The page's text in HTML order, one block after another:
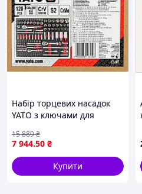
Набір торцевих насадок
YATO з ключами для
1/4", 3/8", 1/2", 12
предметів 530х390х32 мм
7 944.50 ₴
15 889₴
Купити